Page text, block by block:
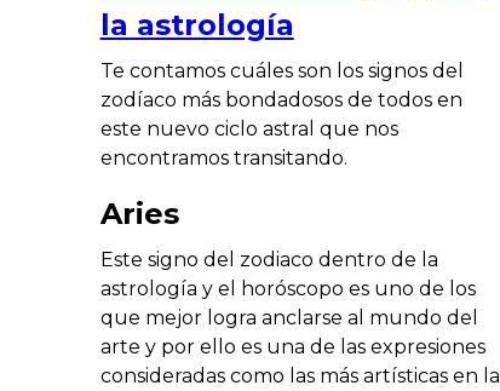
la astrología
Te contamos cuáles son los signos del
zodíaco más bondadosos de todos en
este nuevo ciclo astral que nos
encontramos transitando.
Aries
Este signo del zodiaco dentro de la
astrología y el horóscopo es uno de los
que mejor logra anclarse al mundo del
arte y por ello es una de las expresiones
consideradas como las más artísticas en la